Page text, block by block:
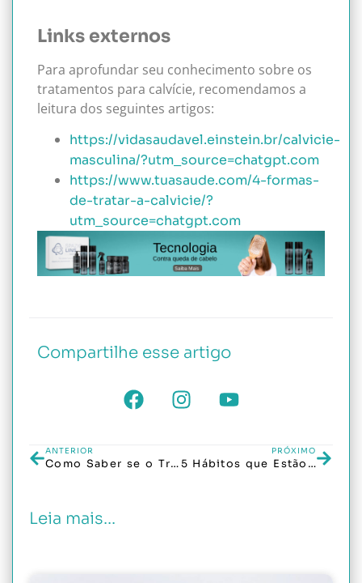
Links externos
Para aprofundar seu conhecimento sobre os
tratamentos para calvície, recomendamos a
leitura dos seguintes artigos:
https://vidasaudavel.einstein.br/calvicie-
masculina/?utm_source=chatgpt.com
https://www.tuasaude.com/4-formas-
de-tratar-a-calvicie/?
utm_source=chatgpt.com
Compartilhe esse artigo
ANTERIOR
Como Saber se o Transplante Capilar é para Você? Guia Completo
PRÓXIMO
5 Hábitos que Estão Acelerando Sua Queda de Cabelo (e Como Evitá-los!)
Leia mais...